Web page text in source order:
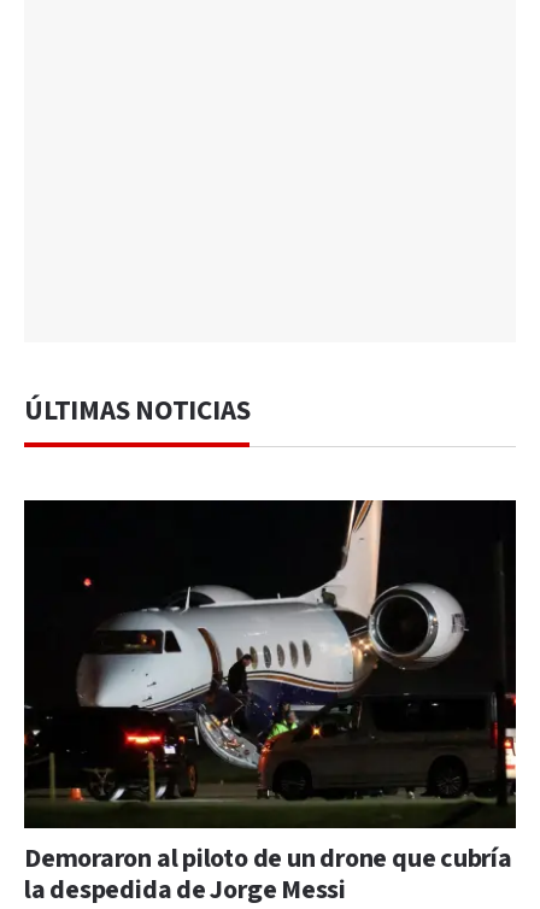
ÚLTIMAS NOTICIAS
Demoraron al piloto de un drone que cubría
la despedida de Jorge Messi